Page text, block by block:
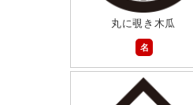
丸に覗き木瓜
名